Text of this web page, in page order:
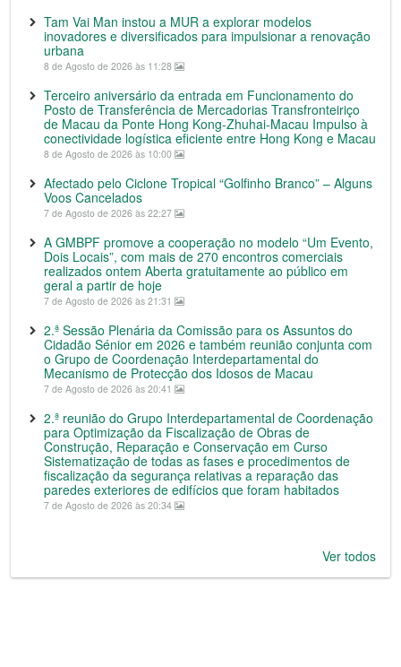
Tam Vai Man instou a MUR a explorar modelos
inovadores e diversificados para impulsionar a renovação
urbana
8 de Agosto de 2026 às 11:28
Terceiro aniversário da entrada em Funcionamento do
Posto de Transferência de Mercadorias Transfronteiriço
de Macau da Ponte Hong Kong-Zhuhai-Macau Impulso à
conectividade logística eficiente entre Hong Kong e Macau
8 de Agosto de 2026 às 10:00
Afectado pelo Ciclone Tropical “Golfinho Branco” – Alguns
Voos Cancelados
7 de Agosto de 2026 às 22:27
A GMBPF promove a cooperação no modelo “Um Evento,
Dois Locais”, com mais de 270 encontros comerciais
realizados ontem Aberta gratuitamente ao público em
geral a partir de hoje
7 de Agosto de 2026 às 21:31
2.ª Sessão Plenária da Comissão para os Assuntos do
Cidadão Sénior em 2026 e também reunião conjunta com
o Grupo de Coordenação Interdepartamental do
Mecanismo de Protecção dos Idosos de Macau
7 de Agosto de 2026 às 20:41
2.ª reunião do Grupo Interdepartamental de Coordenação
para Optimização da Fiscalização de Obras de
Construção, Reparação e Conservação em Curso
Sistematização de todas as fases e procedimentos de
fiscalização da segurança relativas a reparação das
paredes exteriores de edifícios que foram habitados
7 de Agosto de 2026 às 20:34
Ver todos